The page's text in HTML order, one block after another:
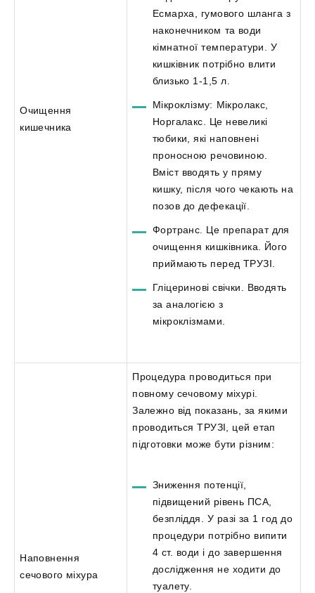
Очищення
кишечника
Есмарха, гумового шланга з
наконечником та води
кімнатної температури. У
кишківник потрібно влити
близько 1-1,5 л.
Мікроклізму: Мікролакс,
Норгалакс. Це невеликі
тюбики, які наповнені
проносною речовиною.
Вміст вводять у пряму
кишку, після чого чекають на
позов до дефекації.
Фортранс. Це препарат для
очищення кишківника. Його
приймають перед ТРУЗІ.
Гліцеринові свічки. Вводять
за аналогією з
мікроклізмами.
Наповнення
сечового міхура
Процедура проводиться при
повному сечовому міхурі.
Залежно від показань, за якими
проводиться ТРУЗІ, цей етап
підготовки може бути різним:
Зниження потенції,
підвищений рівень ПСА,
безпліддя. У разі за 1 год до
процедури потрібно випити
4 ст. води і до завершення
дослідження не ходити до
туалету.